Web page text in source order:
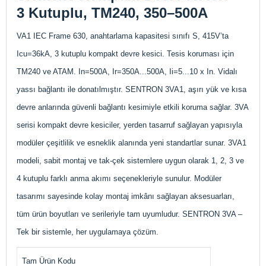
3 Kutuplu, TM240, 350–500A
VA1 IEC Frame 630, anahtarlama kapasitesi sınıfı S, 415V’ta
Icu=36kA, 3 kutuplu kompakt devre kesici. Tesis koruması için
TM240 ve ATAM. In=500A, Ir=350A...500A, Ii=5...10 x In. Vidalı
yassı bağlantı ile donatılmıştır. SENTRON 3VA1, aşırı yük ve kısa
devre anlarında güvenli bağlantı kesimiyle etkili koruma sağlar. 3VA
serisi kompakt devre kesiciler, yerden tasarruf sağlayan yapısıyla
modüler çeşitlilik ve esneklik alanında yeni standartlar sunar. 3VA1
modeli, sabit montaj ve tak-çek sistemlere uygun olarak 1, 2, 3 ve
4 kutuplu farklı anma akımı seçenekleriyle sunulur. Modüler
tasarımı sayesinde kolay montaj imkânı sağlayan aksesuarları,
tüm ürün boyutları ve serileriyle tam uyumludur. SENTRON 3VA –
Tek bir sistemle, her uygulamaya çözüm.
Tam Ürün Kodu